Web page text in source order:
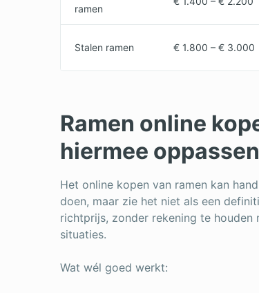
ramen
Stalen ramen € 1.800 – € 3.000
Ramen online
hiermee
Het online kopen van ramen kan
doen, maar zie het niet als een
richtprijs, zonder rekening te
situaties.
Wat wél goed werkt: